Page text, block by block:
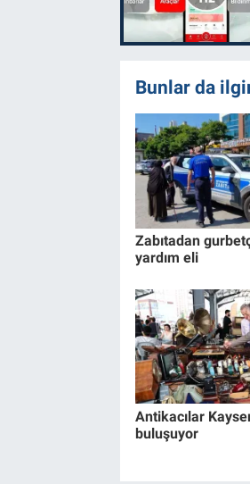
Bunlar da
Zabıtadan
yardım eli
Antikacılar
buluşuyor